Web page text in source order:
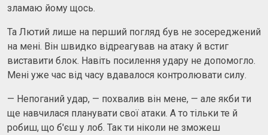
зламаю йому щось.
Та Лютий лише на перший погляд був не зосереджений
на мені. Він швидко відреагував на атаку й встиг
виставити блок. Навіть посилення удару не допомогло.
Мені уже час від часу вдавалося контролювати силу.
— Непоганий удар, — похвалив він мене, — але якби ти
ще навчилася планувати свої атаки. А то тільки те й
робиш, що б'єш у лоб. Так ти ніколи не зможеш